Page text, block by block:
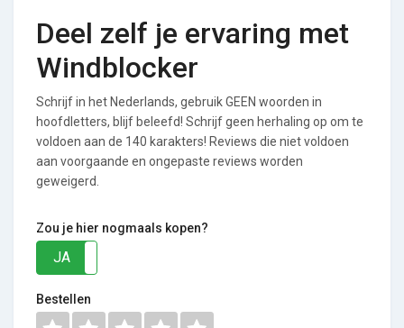
Deel zelf je ervaring met
Windblocker
Schrijf in het Nederlands, gebruik GEEN woorden in
hoofdletters, blijf beleefd! Schrijf geen herhaling op om te
voldoen aan de 140 karakters! Reviews die niet voldoen
aan voorgaande en ongepaste reviews worden
geweigerd.
Zou je hier nogmaals kopen?
JA
Bestellen